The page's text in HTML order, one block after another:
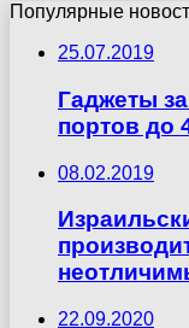
Популярные
25.07.2019
Гаджеты
портов до
08.02.2019
22.09.2020